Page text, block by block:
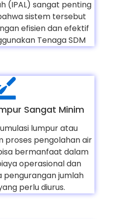
(IPAL) sangat penting
sistem tersebut
efisien dan efektif
Tenaga SDM
Sangat Minim
lumpur atau
proses pengolahan air
bermanfaat dalam
operasional dan
jumlah
perlu diurus.